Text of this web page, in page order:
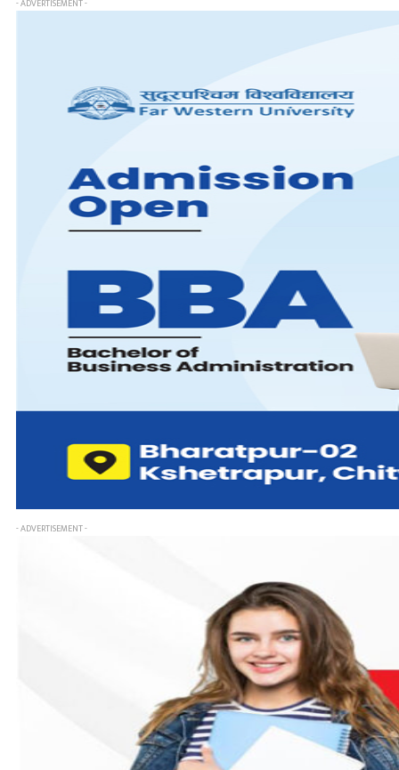
- ADVERTISEMENT -
- ADVERTISEMENT -